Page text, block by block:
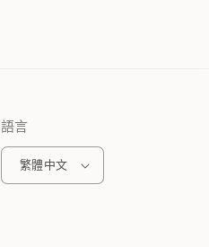
語言
繁體中文